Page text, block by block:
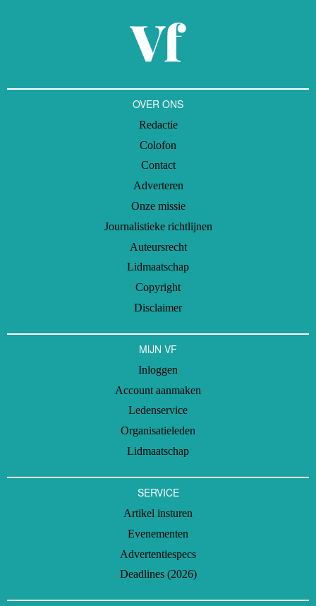
OVER ONS
Redactie
Colofon
Contact
Adverteren
Onze missie
Journalistieke richtlijnen
Auteursrecht
Lidmaatschap
Copyright
Disclaimer
MIJN VF
Inloggen
Account aanmaken
Ledenservice
Organisatieleden
Lidmaatschap
SERVICE
Artikel insturen
Evenementen
Advertentiespecs
Deadlines (2026)